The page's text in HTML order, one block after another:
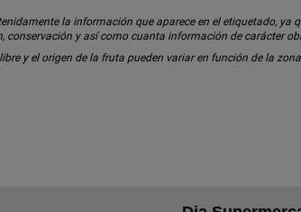
la información que aparece en el etiquetado,
y así como cuanta información de carácter
y el origen de la fruta pueden variar en función de la